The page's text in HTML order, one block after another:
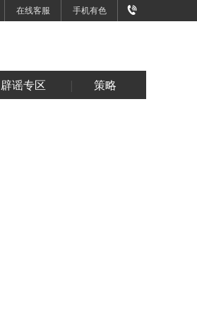
在线客服 手机有色
辟谣专区 策略